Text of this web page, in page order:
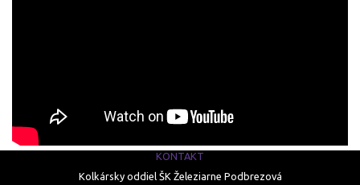
KONTAKT
Kolkársky oddiel ŠK Železiarne Podbrezová